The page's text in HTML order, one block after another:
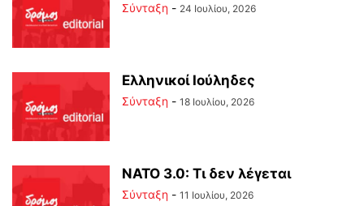
Σύνταξη - 24 Ιουλίου, 2026
Ελληνικοί Ιούληδες
Σύνταξη - 18 Ιουλίου, 2026
ΝΑΤΟ 3.0: Τι δεν λέγεται
Σύνταξη - 11 Ιουλίου, 2026